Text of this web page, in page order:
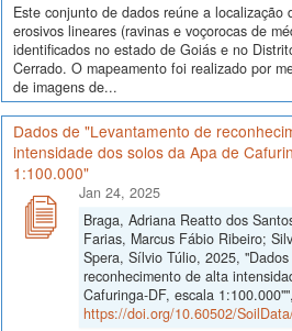
Este conjunto de dados reúne a localização
erosivos lineares (ravinas e voçorocas de
identificados no estado de Goiás e no
Cerrado. O mapeamento foi realizado por
de imagens de...
Dados de "Levantamento de
intensidade dos solos da Apa de
1:100.000"
Jan 24, 2025
Braga, Adriana Reatto dos
Farias, Marcus Fábio Ribeiro;
Spera, Sílvio Túlio, 2025,
reconhecimento de alta
Cafuringa-DF, escala 1:100.000"",
https://doi.org/10.60502/